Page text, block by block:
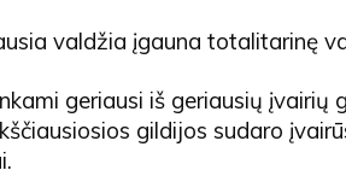
valdžia įgauna totalitarinę
geriausi iš geriausių įvairių
gildijos sudaro